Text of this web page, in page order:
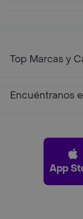
Top Marcas y
Encuéntranos
App